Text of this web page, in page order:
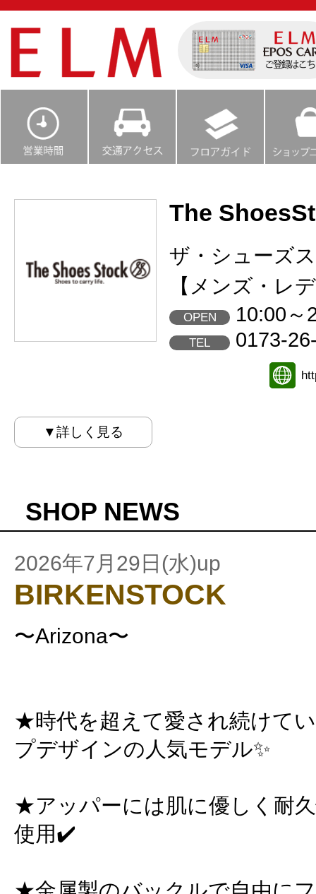
The
ザ・シューズ
【メンズ・レ
OPEN 10:00～
TEL 0173-
▼詳しく見る
SHOP NEWS
2026年7月29日(水)up
BIRKENSTOCK
〜Arizona〜
★時代を超えて愛され続けて
プデザインの人気モデル✨
★アッパーには肌に優しく耐
使用✔️